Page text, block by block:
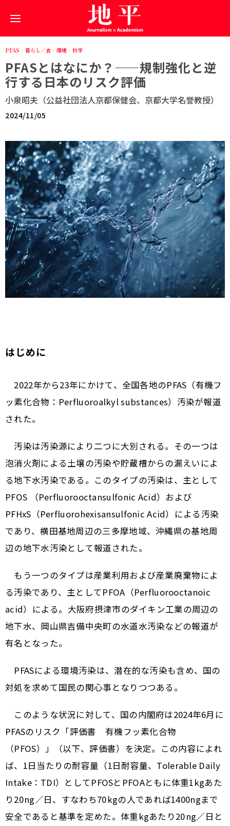
PFAS · 暮らし／食 · 環境 · 科学
PFASとはなにか？——規制強化と逆
行する日本のリスク評価
小泉昭夫（公益社団法人京都保健会、京都大学名誉教授）
2024/11/05
はじめに
2022年から23年にかけて、全国各地のPFAS（有機フ
ッ素化合物：Perfluoroalkyl substances）汚染が報道
された。
汚染は汚染源により二つに大別される。その一つは
泡消火剤による土壌の汚染や貯蔵槽からの漏えいによ
る地下水汚染である。このタイプの汚染は、主として
PFOS （Perfluorooctansulfonic Acid）および
PFHxS（Perfluorohexisansulfonic Acid）による汚染
であり、横田基地周辺の三多摩地域、沖縄県の基地周
辺の地下水汚染として報道された。
もう一つのタイプは産業利用および産業廃棄物によ
る汚染であり、主としてPFOA（Perfluorooctanoic
acid）による。大阪府摂津市のダイキン工業の周辺の
地下水、岡山県吉備中央町の水道水汚染などの報道が
有名となった。
PFASによる環境汚染は、潜在的な汚染も含め、国の
対処を求めて国民の関心事となりつつある。
このような状況に対して、国の内閣府は2024年6月に
PFASのリスク「評価書 有機フッ素化合物
（PFOS）」（以下、評価書）を決定。この内容によれ
ば、1日当たりの耐容量（1日耐容量、Tolerable Daily
Intake：TDI）としてPFOSとPFOAともに体重1kgあた
り20 ng／日、すなわち70 kgの人であれば1400ngまで
安全であると基準を定めた。体重kgあたり20 ng／日と